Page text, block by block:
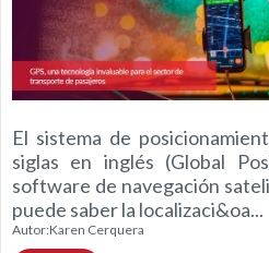
El sistema de
siglas en inglés (Global
software de navegación
puede saber la localizaci&oa...
Autor:Karen Cerquera